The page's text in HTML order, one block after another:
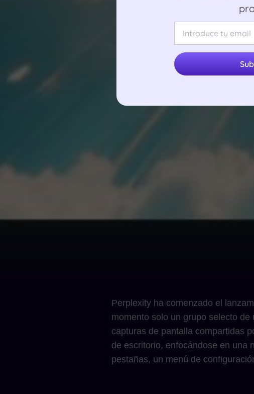
Perplexity ha comenzado el
momento solo un grupo selecto
capturas de pantalla compartidas
de escritorio, enfocándose en una
pestañas, un menú de